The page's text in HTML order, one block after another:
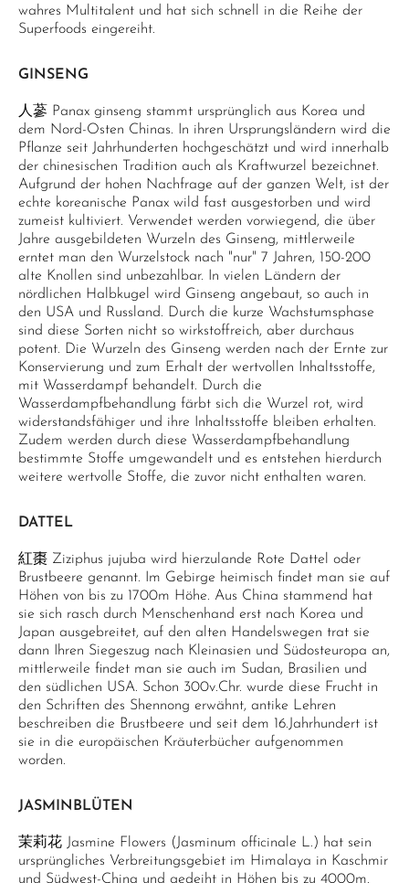
wahres Multitalent und hat sich schnell in die Reihe der
Superfoods eingereiht.
GINSENG
人蔘 Panax ginseng stammt ursprünglich aus Korea und
dem Nord-Osten Chinas. In ihren Ursprungsländern wird die
Pflanze seit Jahrhunderten hochgeschätzt und wird innerhalb
der chinesischen Tradition auch als Kraftwurzel bezeichnet.
Aufgrund der hohen Nachfrage auf der ganzen Welt, ist der
echte koreanische Panax wild fast ausgestorben und wird
zumeist kultiviert. Verwendet werden vorwiegend, die über
Jahre ausgebildeten Wurzeln des Ginseng, mittlerweile
erntet man den Wurzelstock nach "nur" 7 Jahren, 150-200
alte Knollen sind unbezahlbar. In vielen Ländern der
nördlichen Halbkugel wird Ginseng angebaut, so auch in
den USA und Russland. Durch die kurze Wachstumsphase
sind diese Sorten nicht so wirkstoffreich, aber durchaus
potent. Die Wurzeln des Ginseng werden nach der Ernte zur
Konservierung und zum Erhalt der wertvollen Inhaltsstoffe,
mit Wasserdampf behandelt. Durch die
Wasserdampfbehandlung färbt sich die Wurzel rot, wird
widerstandsfähiger und ihre Inhaltsstoffe bleiben erhalten.
Zudem werden durch diese Wasserdampfbehandlung
bestimmte Stoffe umgewandelt und es entstehen hierdurch
weitere wertvolle Stoffe, die zuvor nicht enthalten waren.
DATTEL
紅棗 Ziziphus jujuba wird hierzulande Rote Dattel oder
Brustbeere genannt. Im Gebirge heimisch findet man sie auf
Höhen von bis zu 1700m Höhe. Aus China stammend hat
sie sich rasch durch Menschenhand erst nach Korea und
Japan ausgebreitet, auf den alten Handelswegen trat sie
dann Ihren Siegeszug nach Kleinasien und Südosteuropa an,
mittlerweile findet man sie auch im Sudan, Brasilien und
den südlichen USA. Schon 300v.Chr. wurde diese Frucht in
den Schriften des Shennong erwähnt, antike Lehren
beschreiben die Brustbeere und seit dem 16.Jahrhundert ist
sie in die europäischen Kräuterbücher aufgenommen
worden.
JASMINBLÜTEN
茉莉花 Jasmine Flowers (Jasminum officinale L.) hat sein
ursprüngliches Verbreitungsgebiet im Himalaya in Kaschmir
und Südwest-China und gedeiht in Höhen bis zu 4000m.